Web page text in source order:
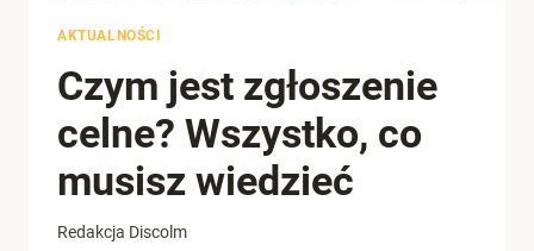
AKTUALNOŚCI
Czym jest zgłoszenie
celne? Wszystko, co
musisz wiedzieć
Redakcja Discolm